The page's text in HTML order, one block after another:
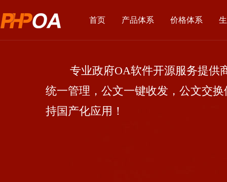
首页 产品体系 价格体系
专业政府OA软件开源服务提供商
统一管理，公文一键收发，公文交
持国产化应用！